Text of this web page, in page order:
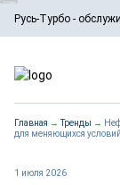
Русь-Турбо -
ООО «Русь-
турбин,
техническим
работают на
Реклама. ООО
erid:
Главная →Тренды →
для меняющихся условий
1 июля 2026